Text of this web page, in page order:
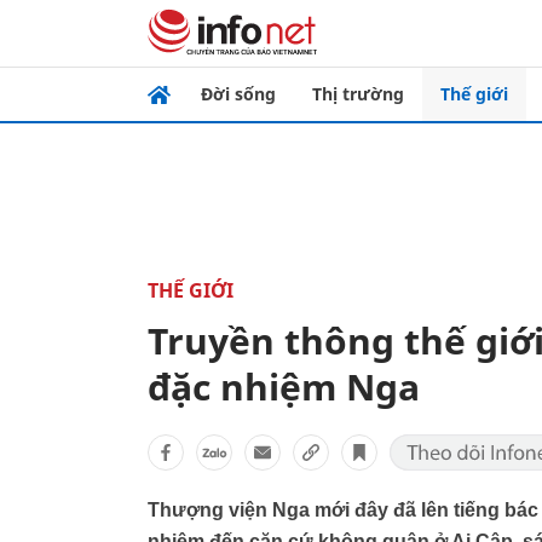
Đời sống Thị trường Thế giới
THẾ GIỚI
Truyền thông thế
đặc nhiệm Nga
Thượng viện Nga mới đây đã lên tiếng